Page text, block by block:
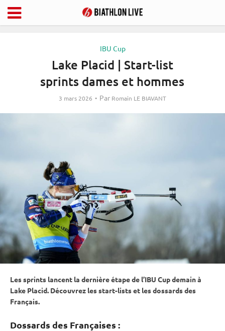
IBU Cup
Lake Placid | Start-list
sprints dames et hommes
3 mars 2026 Par Romain LE BIAVANT
Les sprints lancent la dernière étape de l’IBU Cupdemain à
Lake Placid. Découvrez les start-lists et les dossards des
Français.
Dossards des Françaises :